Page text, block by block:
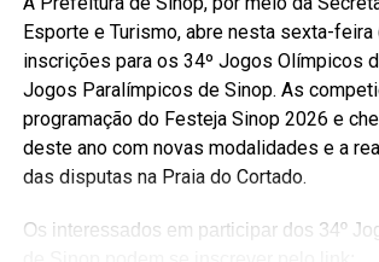
Esporte e Turismo, abre nesta sexta-feira
inscrições para os 34º Jogos Olímpicos
Jogos Paralímpicos de Sinop. As
programação do Festeja Sinop 2026 e
deste ano com novas modalidades e a
das disputas na Praia do Cortado.
Os interessados em participar dos 34º